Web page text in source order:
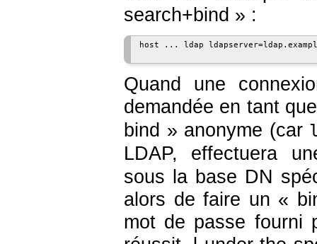
search+bind » :
host ... ldap
Quand une
demandée en tant
bind » anonyme (car
LDAP, effectuera
sous la base DN
alors de faire un «
mot de passe fourni